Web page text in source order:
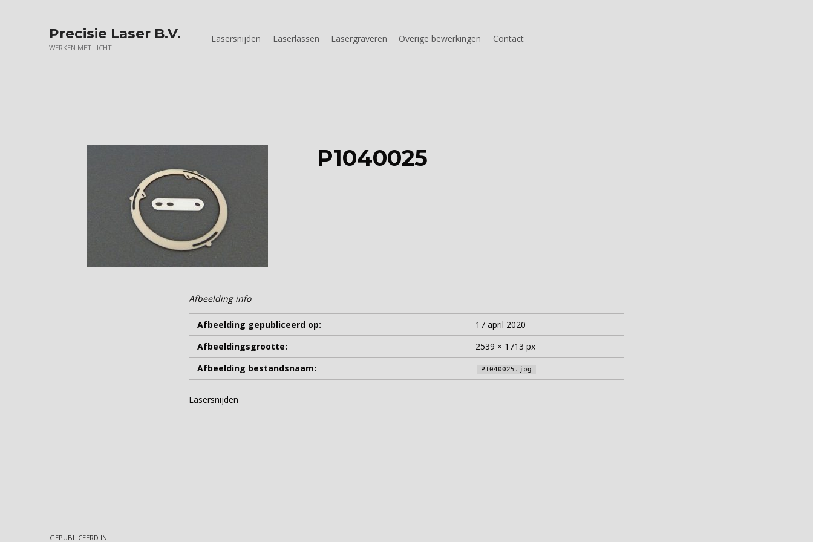
Precisie Laser B.V.
WERKEN MET LICHT
Lasersnijden Laserlassen Lasergraveren Overige bewerkingen Contact
P1040025
Afbeelding info
Afbeelding gepubliceerd op:
17 april 2020
Afbeeldingsgrootte:
2539 × 1713 px
Afbeelding bestandsnaam:
P1040025.jpg
Lasersnijden
Bericht navigatie
GEPUBLICEERD IN